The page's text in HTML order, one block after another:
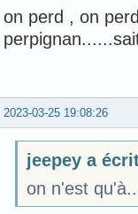
on perd , on
2023-03-25 19:08:26
jeepey a
on n'est